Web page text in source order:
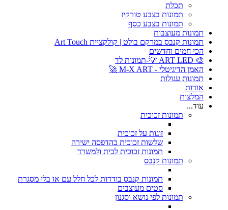
תכלת
תמונות בצבע טורקיז
תמונות בצבע כסף
תמונות מעוצבות
תמונות קנבס במרקם בולט | קולקציית Art Touch
הכי חמים וחדשים
🎨 ART LED 💡-תמונות לד
האמן הדיגיטלי - M-X ART 🚀
תמונות עגולות
אודות
המלצות
עוד...
תמונות זכוכית
זוגות על זכוכית
שלשות זכוכית בהדפסה ישירה
תמונות זכוכית לבית ולמשרד
תמונות קנבס
תמונות קנבס בודדות לכל חלל עם או בלי מסגרת
סטים מעוצבים
תמונות לפי נושא וסגנון